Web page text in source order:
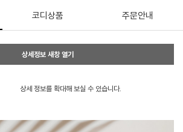
코디상품 주문안내
상세정보 새창 열기
상세 정보를 확대해 보실 수 있습니다.